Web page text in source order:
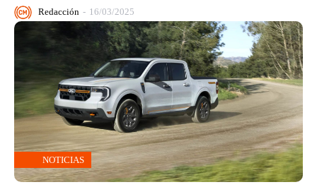
Redacción - 16/03/2025
NOTICIAS